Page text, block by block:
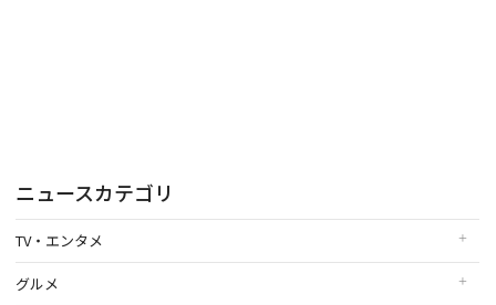
ニュースカテゴリ
TV・エンタメ
グルメ